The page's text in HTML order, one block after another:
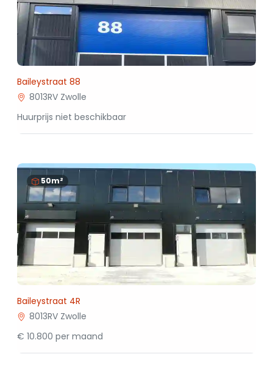
Baileystraat 88
8013RV Zwolle
Huurprijs niet beschikbaar
50m²
Baileystraat 4R
8013RV Zwolle
€ 10.800 per maand